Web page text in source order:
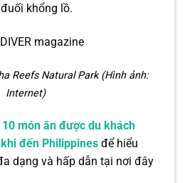
khổng lồ.
Reefs Natural Park (Hình ảnh:
Internet)
10 món ăn được du khách
đến Philippines để hiểu
dạng và hấp dẫn tại nơi đây